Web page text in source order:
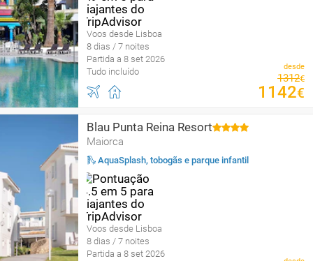
Voos desde Lisboa
8 dias / 7 noites
Partida a 8 set 2026
Tudo incluído
desde
1312€
1142€
Blau Punta Reina Resort
Maiorca
🛝 AquaSplash, tobogãs e parque infantil
Voos desde Lisboa
8 dias / 7 noites
Partida a 8 set 2026